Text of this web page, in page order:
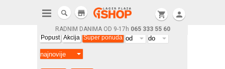
RADNIM DANIMA OD 9-17h 065 333 55 60
shopping_cart person
store
Popust Akcija Super ponuda